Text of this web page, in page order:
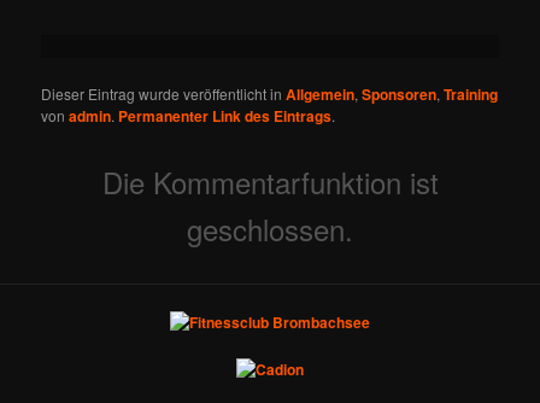
Dieser Eintrag wurde veröffentlicht inAllgemein,Sponsoren,Training
vonadmin. Permanenter Link des Eintrags.
Die Kommentarfunktion ist
geschlossen.